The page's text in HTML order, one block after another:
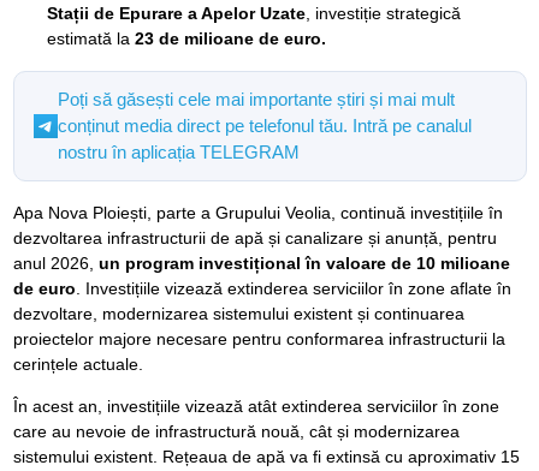
Stații de Epurare a Apelor Uzate, investiție strategică
estimată la 23 de milioane de euro.
Poți să găsești cele mai importante știri și mai mult
conținut media direct pe telefonul tău. Intră pe canalul
nostru în aplicația TELEGRAM
Apa Nova Ploiești, parte a Grupului Veolia, continuă investițiile în
dezvoltarea infrastructurii de apă și canalizare și anunță, pentru
anul 2026, un program investițional în valoare de 10 milioane
de euro. Investițiile vizează extinderea serviciilor în zone aflate în
dezvoltare, modernizarea sistemului existent și continuarea
proiectelor majore necesare pentru conformarea infrastructurii la
cerințele actuale.
În acest an, investițiile vizează atât extinderea serviciilor în zone
care au nevoie de infrastructură nouă, cât și modernizarea
sistemului existent. Rețeaua de apă va fi extinsă cu aproximativ 15